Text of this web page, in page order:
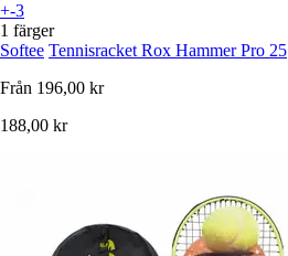
+-3
1 färger
Softee Tennisracket Rox Hammer Pro 25
Från 196,00 kr
188,00 kr